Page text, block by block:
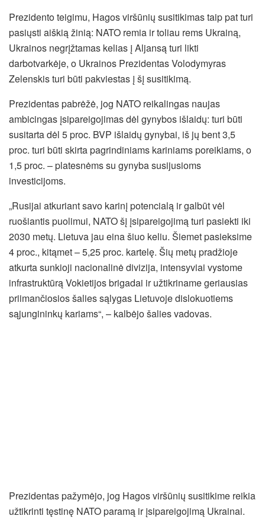
Prezidento teigimu, Hagos viršūnių susitikimas taip pat turi
pasiųsti aiškią žinią: NATO remia ir toliau rems Ukrainą,
Ukrainos negrįžtamas kelias į Aljansą turi likti
darbotvarkėje, o Ukrainos Prezidentas Volodymyras
Zelenskis turi būti pakviestas į šį susitikimą.
Prezidentas pabrėžė, jog NATO reikalingas naujas
ambicingas įsipareigojimas dėl gynybos išlaidų: turi būti
susitarta dėl 5 proc. BVP išlaidų gynybai, iš jų bent 3,5
proc. turi būti skirta pagrindiniams kariniams poreikiams, o
1,5 proc. – platesnėms su gynyba susijusioms
investicijoms.
„Rusijai atkuriant savo karinį potencialą ir galbūt vėl
ruošiantis puolimui, NATO šį įsipareigojimą turi pasiekti iki
2030 metų. Lietuva jau eina šiuo keliu. Šiemet pasieksime
4 proc., kitąmet – 5,25 proc. kartelę. Šių metų pradžioje
atkurta sunkioji nacionalinė divizija, intensyviai vystome
infrastruktūrą Vokietijos brigadai ir užtikriname geriausias
priimančiosios šalies sąlygas Lietuvoje dislokuotiems
sąjungininkų kariams“, – kalbėjo šalies vadovas.
Prezidentas pažymėjo, jog Hagos viršūnių susitikime reikia
užtikrinti tęstinę NATO paramą ir įsipareigojimą Ukrainai.